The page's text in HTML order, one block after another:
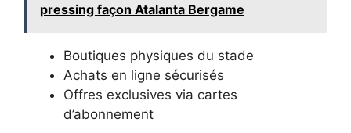
pressing façon Atalanta Bergame
Boutiques physiques du stade
Achats en ligne sécurisés
Offres exclusives via cartes
d’abonnement